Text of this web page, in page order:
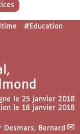
#Education
le 25 janvier 2018
le 18 janvier 2018
Desmars, Bernard